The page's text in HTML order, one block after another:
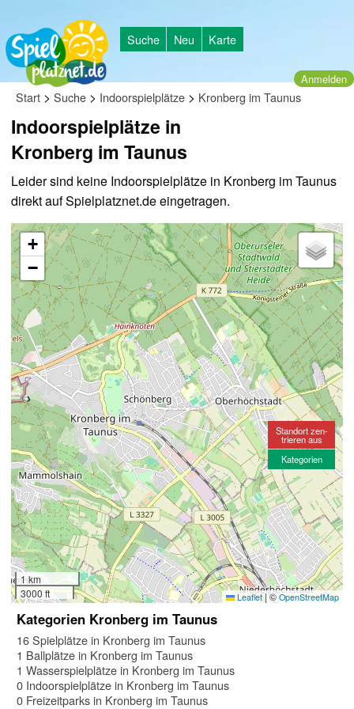
Suche Neu Karte
Anmelden
Start > Suche > Indoorspielplätze > Kronberg im Taunus
Indoorspielplätze in
Kronberg im Taunus
Leider sind keine Indoorspielplätze in Kronberg im Taunus
direkt auf Spielplatznet.de eingetragen.
+
−
1 km
3000 ft
Leaflet |©OpenStreetMap
Standort zen-
trieren aus
Kategorien
Kategorien Kronberg im Taunus
16 Spielplätze in Kronberg im Taunus
1 Ballplätze in Kronberg im Taunus
1 Wasserspielplätze in Kronberg im Taunus
0 Indoorspielplätze in Kronberg im Taunus
0 Freizeitparks in Kronberg im Taunus